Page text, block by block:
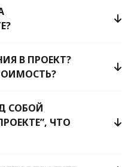
В ПРОЕКТ?
СОБОЙ
ЧТО